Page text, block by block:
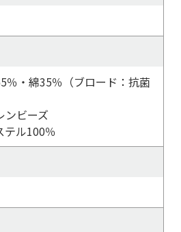
％・綿35％（ブロード：抗菌
ンビーズ
テル100％